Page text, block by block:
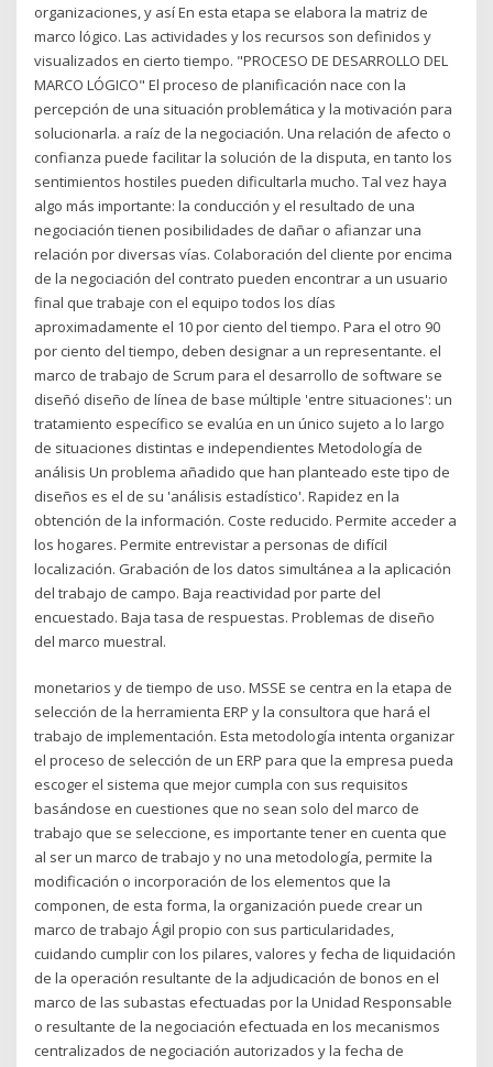
organizaciones, y así En esta etapa se elabora la matriz de
marco lógico. Las actividades y los recursos son definidos y
visualizados en cierto tiempo. "PROCESO DE DESARROLLO DEL
MARCO LÓGICO" El proceso de planificación nace con la
percepción de una situación problemática y la motivación para
solucionarla. a raíz de la negociación. Una relación de afecto o
confianza puede facilitar la solución de la disputa, en tanto los
sentimientos hostiles pueden dificultarla mucho. Tal vez haya
algo más importante: la conducción y el resultado de una
negociación tienen posibilidades de dañar o afianzar una
relación por diversas vías. Colaboración del cliente por encima
de la negociación del contrato pueden encontrar a un usuario
final que trabaje con el equipo todos los días
aproximadamente el 10 por ciento del tiempo. Para el otro 90
por ciento del tiempo, deben designar a un representante. el
marco de trabajo de Scrum para el desarrollo de software se
diseñó diseño de línea de base múltiple 'entre situaciones': un
tratamiento específico se evalúa en un único sujeto a lo largo
de situaciones distintas e independientes Metodología de
análisis Un problema añadido que han planteado este tipo de
diseños es el de su 'análisis estadístico'. Rapidez en la
obtención de la información. Coste reducido. Permite acceder a
los hogares. Permite entrevistar a personas de difícil
localización. Grabación de los datos simultánea a la aplicación
del trabajo de campo. Baja reactividad por parte del
encuestado. Baja tasa de respuestas. Problemas de diseño
del marco muestral.
monetarios y de tiempo de uso. MSSE se centra en la etapa de
selección de la herramienta ERP y la consultora que hará el
trabajo de implementación. Esta metodología intenta organizar
el proceso de selección de un ERP para que la empresa pueda
escoger el sistema que mejor cumpla con sus requisitos
basándose en cuestiones que no sean solo del marco de
trabajo que se seleccione, es importante tener en cuenta que
al ser un marco de trabajo y no una metodología, permite la
modificación o incorporación de los elementos que la
componen, de esta forma, la organización puede crear un
marco de trabajo Ágil propio con sus particularidades,
cuidando cumplir con los pilares, valores y fecha de liquidación
de la operación resultante de la adjudicación de bonos en el
marco de las subastas efectuadas por la Unidad Responsable
o resultante de la negociación efectuada en los mecanismos
centralizados de negociación autorizados y la fecha de